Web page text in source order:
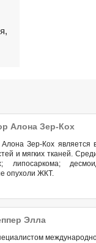
Алона Зер-Кох
Зер-Кох является
и мягких тканей.
липосаркома;
опухоли ЖКТ.
Элла